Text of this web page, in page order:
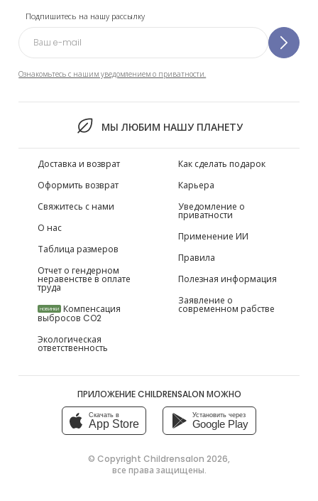
Подпишитесь на нашу рассылку
Ознакомьтесь с нашим уведомлением о приватности.
МЫ ЛЮБИМ НАШУ ПЛАНЕТУ
Доставка и возврат
Оформить возврат
Свяжитесь с нами
О нас
Таблица размеров
Отчет о гендерном
неравенстве в оплате
труда
НОВИНКИ Компенсация
выбросов CO2
Экологическая
ответственность
Как сделать подарок
Карьера
Уведомление о
приватности
Применение ИИ
Правила
Полезная информация
Заявление о
современном рабстве
ПРИЛОЖЕНИЕ CHILDRENSALON МОЖНО
Скачать в
App Store
Установить через
Google Play
© Copyright Childrensalon 2026,
все права защищены.